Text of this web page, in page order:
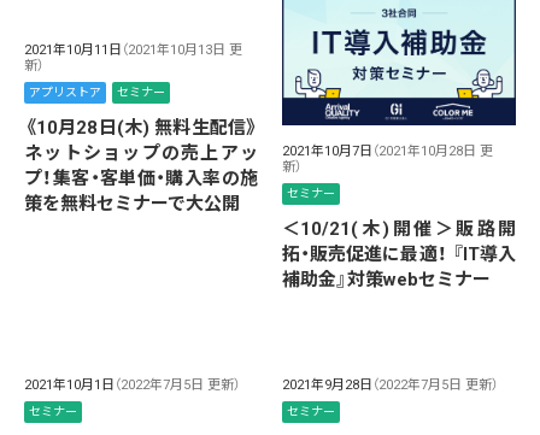
2021年10月11日 （2021年10月13日 更
新）
アプリストア セミナー
《10月28日(木) 無料生配信》
ネットショップの売上アッ
プ！集客・客単価・購入率の施
策を無料セミナーで大公開
2021年10月7日 （2021年10月28日 更
新）
セミナー
＜10/21(木)開催＞販路開
拓・販売促進に最適！ 『IT導入
補助金』対策webセミナー
2021年10月1日 （2022年7月5日 更新）
セミナー
2021年9月28日 （2022年7月5日 更新）
セミナー